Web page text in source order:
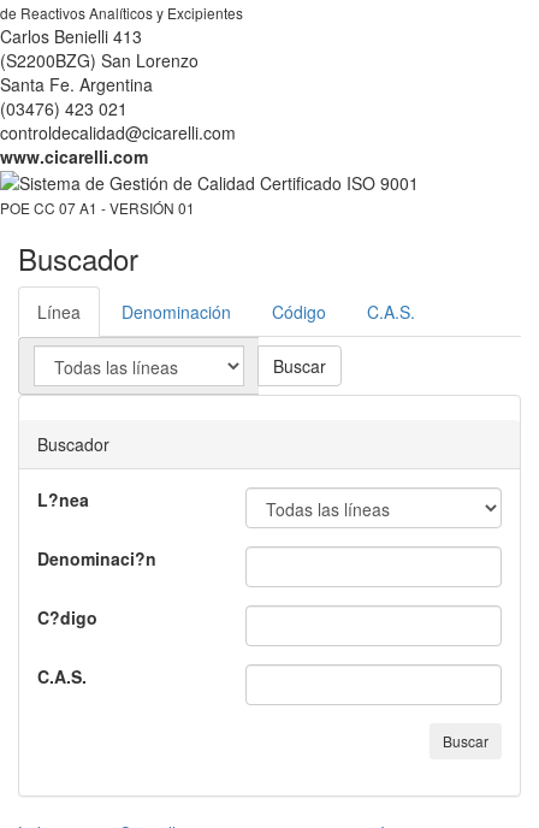
de Reactivos Analíticos y Excipientes
Carlos Benielli 413
(S2200BZG) San Lorenzo
Santa Fe. Argentina
(03476) 423 021
controldecalidad@cicarelli.com
www.cicarelli.com
POE CC 07 A1 - VERSIÓN 01
Buscador
Línea Denominación Código C.A.S.
Buscar
Buscador
L?nea
Denominaci?n
C?digo
C.A.S.
Buscar